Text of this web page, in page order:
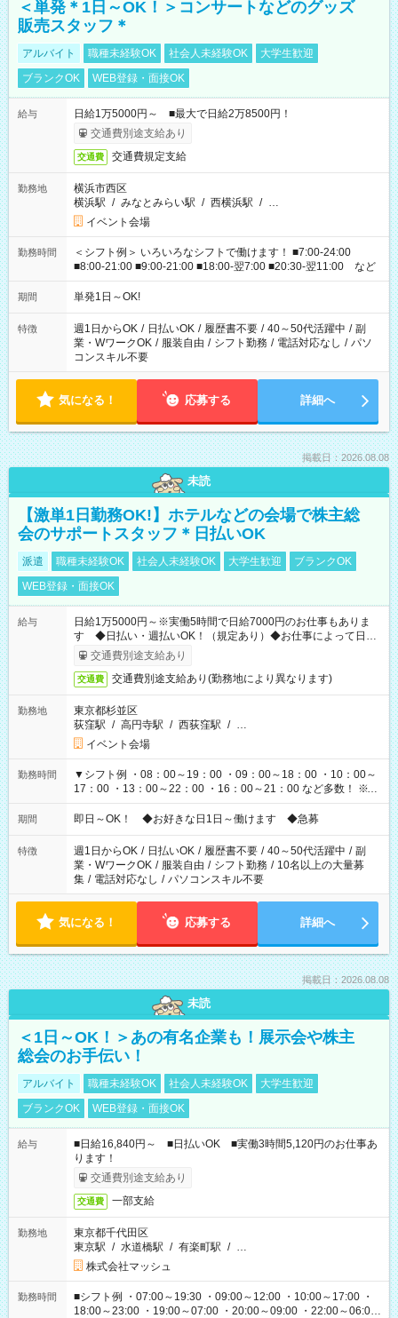
＜単発＊1日～OK！＞コンサートなどのグッズ
販売スタッフ＊
アルバイト 職種未経験OK 社会人未経験OK
大学生歓迎
ブランクOK
WEB登録・面接OK
給与
日給1万5000円～ ■最大で日給2万8500円！
交通費別途支給あり
交通費 交通費規定支給
勤務地
横浜市西区
横浜駅 / みなとみらい駅 / 西横浜駅 / …
イベント会場
勤務時間
＜シフト例＞ いろいろなシフトで働けます！ ■7:00-24:00
■8:00-21:00 ■9:00-21:00 ■18:00-翌7:00 ■20:30-翌11:00 など
期間 単発1日～OK!
特徴 週1日からOK / 日払いOK / 履歴書不要 / 40～50代活躍中 / 副
業・WワークOK / 服装自由 / シフト勤務 / 電話対応なし / パソ
コンスキル不要
気になる！ 応募する 詳細へ
掲載日：2026.08.08
未読
【激単1日勤務OK!】ホテルなどの会場で株主総
会のサポートスタッフ＊日払いOK
派遣 職種未経験OK 社会人未経験OK 大学生歓迎
ブランクOK
WEB登録・面接OK
給与
日給1万5000円～※実働5時間で日給7000円のお仕事もありま
す ◆日払い・週払いOK！（規定あり）◆お仕事によって日給
も異なります
交通費別途支給あり
交通費 交通費別途支給あり(勤務地により異なります)
勤務地
東京都杉並区
荻窪駅 / 高円寺駅 / 西荻窪駅 / …
イベント会場
勤務時間
▼シフト例 ・08：00～19：00 ・09：00～18：00 ・10：00～
17：00 ・13：00～22：00 ・16：00～21：00 など多数！ ※お
仕事により勤務時間が異なります
期間 即日～OK！ ◆お好きな日1日～働けます ◆急募
特徴 週1日からOK / 日払いOK / 履歴書不要 / 40～50代活躍中 / 副
業・WワークOK / 服装自由 / シフト勤務 / 10名以上の大量募
集 / 電話対応なし / パソコンスキル不要
気になる！ 応募する 詳細へ
掲載日：2026.08.08
未読
＜1日～OK！＞あの有名企業も！展示会や株主
総会のお手伝い！
アルバイト 職種未経験OK 社会人未経験OK
大学生歓迎
ブランクOK
WEB登録・面接OK
給与
■日給16,840円～ ■日払いOK ■実働3時間5,120円のお仕事あ
ります！
交通費別途支給あり
交通費 一部支給
勤務地
東京都千代田区
東京駅 / 水道橋駅 / 有楽町駅 / …
株式会社マッシュ
勤務時間
■シフト例 ・07:00～19:30 ・09:00～12:00 ・10:00～17:00 ・
18:00～23:00 ・19:00～07:00 ・20:00～09:00 ・22:00～06:00